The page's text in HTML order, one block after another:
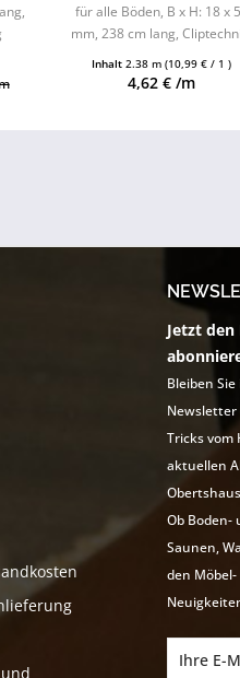
für alle Böden, B x H: 18 x
mm, 238 cm lang,
erhältlich
Inhalt2.38 m(10,99 € / 1 )
4,62 € /m
Jetzt
Bleiben
Newsletter
Tricks vom
aktuellen
Ob Boden-
Saunen,
den